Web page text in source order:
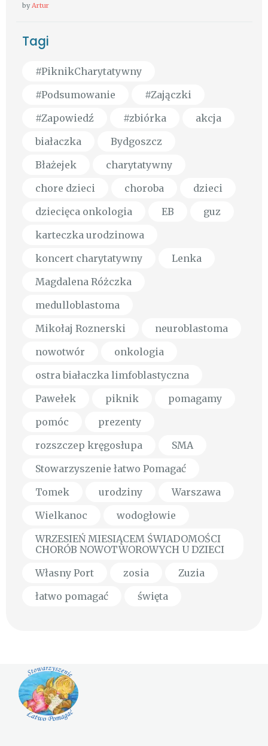
byArtur
Tagi
#PiknikCharytatywny
#Podsumowanie
#Zajączki
#Zapowiedź
#zbiórka
akcja
białaczka
Bydgoszcz
Błażejek
charytatywny
chore dzieci
choroba
dzieci
dziecięca onkologia
EB
guz
karteczka urodzinowa
koncert charytatywny
Lenka
Magdalena Różczka
medulloblastoma
Mikołaj Roznerski
neuroblastoma
nowotwór
onkologia
ostra białaczka limfoblastyczna
Pawełek
piknik
pomagamy
pomóc
prezenty
rozszczep kręgosłupa
SMA
Stowarzyszenie łatwo Pomagać
Tomek
urodziny
Warszawa
Wielkanoc
wodogłowie
WRZESIEŃ MIESIĄCEM ŚWIADOMOŚCI
CHORÓB NOWOTWOROWYCH U DZIECI
Własny Port
zosia
Zuzia
łatwo pomagać
święta